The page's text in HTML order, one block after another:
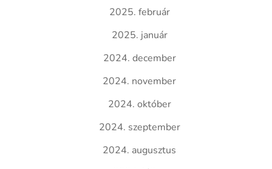
2025. február
2025. január
2024. december
2024. november
2024. október
2024. szeptember
2024. augusztus